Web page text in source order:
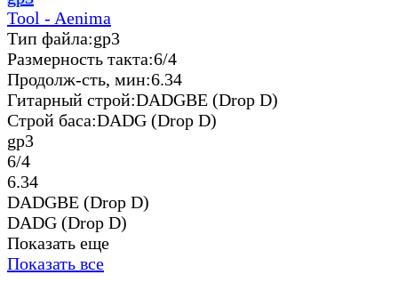
Tool - Aenima
Тип файла:gp3
Размерность такта:6/4
Продолж-сть, мин:6.34
Гитарный строй:DADGBE (Drop D)
Строй баса:DADG (Drop D)
gp3
6/4
6.34
DADGBE (Drop D)
DADG (Drop D)
Показать еще
Показать все